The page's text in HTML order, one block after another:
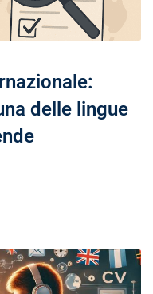
delle lingue